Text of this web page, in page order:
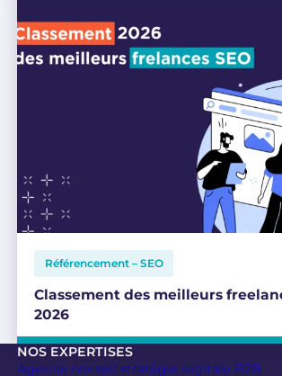
Référencement – SEO
Classement des meilleurs
2026
NOS EXPERTISES
Agence conseil stratégie digitale B2B